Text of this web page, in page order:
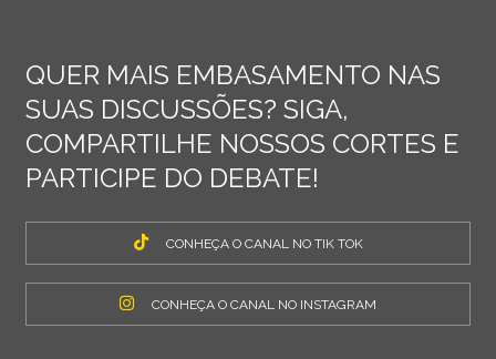
QUER MAIS EMBASAMENTO NAS
SUAS DISCUSSÕES? SIGA,
COMPARTILHE NOSSOS CORTES E
PARTICIPE DO DEBATE!
CONHEÇA O CANAL NO TIK TOK
CONHEÇA O CANAL NO INSTAGRAM